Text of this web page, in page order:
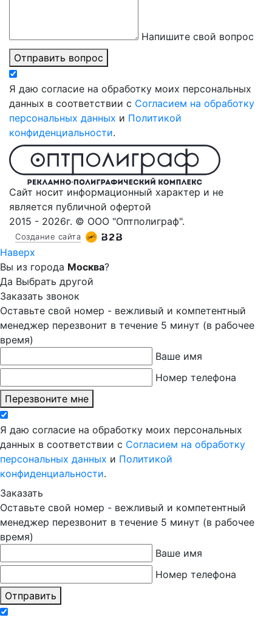
Напишите свой вопрос
Отправить вопрос
Я даю согласие на обработку моих персональных
данных в соответствии с Согласием на обработку
персональных данных и Политикой
конфиденциальности.
Сайт носит информационный характер и не
является публичной офертой
2015 - 2026г. © ООО "Оптполиграф".
Создание сайта
Наверх
Вы из города Москва?
Да Выбрать другой
Заказать звонок
Оставьте свой номер - вежливый и компетентный
менеджер перезвонит в течение 5 минут (в рабочее
время)
Ваше имя
Номер телефона
Перезвоните мне
Я даю согласие на обработку моих персональных
данных в соответствии с Согласием на обработку
персональных данных и Политикой
конфиденциальности.
Заказать
Оставьте свой номер - вежливый и компетентный
менеджер перезвонит в течение 5 минут (в рабочее
время)
Ваше имя
Номер телефона
Отправить